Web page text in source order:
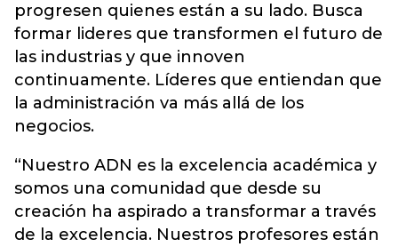
progresen quienes están a su lado. Busca
formar lideres que transformen el futuro de
las industrias y que innoven
continuamente. Líderes que entiendan que
la administración va más allá de los
negocios.
“Nuestro ADN es la excelencia académica y
somos una comunidad que desde su
creación ha aspirado a transformar a través
de la excelencia. Nuestros profesores están